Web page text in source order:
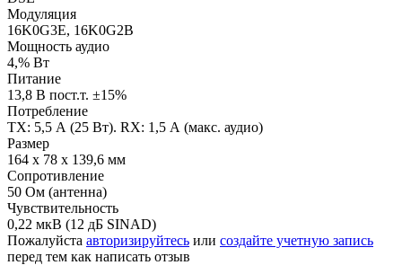
Модуляция
16K0G3E, 16K0G2B
Мощность аудио
4,% Вт
Питание
13,8 В пост.т. ±15%
Потребление
TX: 5,5 А (25 Вт). RX: 1,5 А (макс. аудио)
Размер
164 x 78 x 139,6 мм
Сопротивление
50 Ом (антенна)
Чувствительность
0,22 мкВ (12 дБ SINAD)
Пожалуйста авторизируйтесь или создайте учетную запись
перед тем как написать отзыв